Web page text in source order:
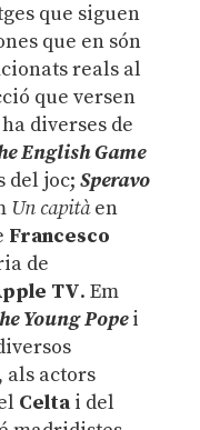
que siguen
que en són
reals al
que versen
diverses de
English Game
del joc; Speravo
Un capitàen
Francesco
de
TV. Em
Young Popei
als actors
Celtai del